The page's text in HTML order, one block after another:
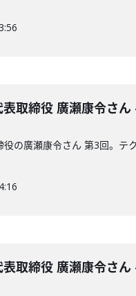
取締役 廣瀬康令さん
の廣瀬康令さん 第3回。テ
取締役 廣瀬康令さん